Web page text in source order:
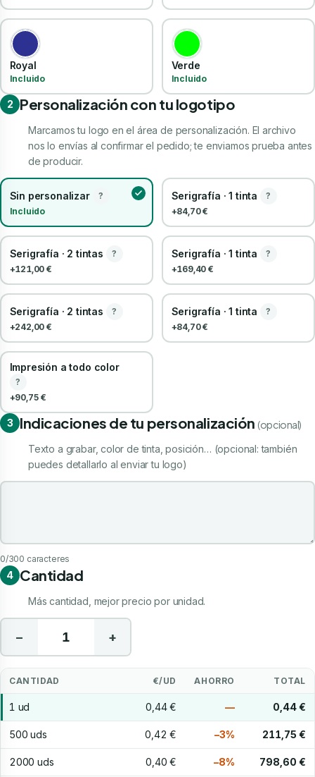
Royal
Incluido
Verde
Incluido
2 Personalización con tu logotipo
Marcamos tu logo en el área de personalización. El archivo
nos lo envías al confirmar el pedido; te enviamos prueba antes
de producir.
Sin personalizar
?
Incluido
Serigrafía · 1 tinta
?
+84,70 €
Serigrafía · 2 tintas
?
+121,00 €
Serigrafía · 1 tinta
?
+169,40 €
Serigrafía · 2 tintas
?
+242,00 €
Serigrafía · 1 tinta
?
+84,70 €
Impresión a todo color
?
+90,75 €
3 Indicaciones de tu personalización (opcional)
Texto a grabar, color de tinta, posición… (opcional: también
puedes detallarlo al enviar tu logo)
Indicaciones de tu personalización
0/300 caracteres
4 Cantidad
Más cantidad, mejor precio por unidad.
− +
CANTIDAD €/UD AHORRO TOTAL
1 ud 0,44 € — 0,44 €
500 uds 0,42 € −3% 211,75 €
2000 uds 0,40 € −8% 798,60 €